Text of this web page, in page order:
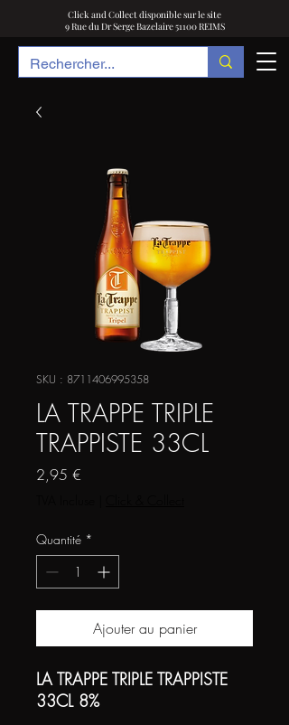
Click and Collect disponible sur le site
9 Rue du Dr Serge Bazelaire 51100 REIMS
SKU : 8711406995358
LA TRAPPE TRIPLE
TRAPPISTE 33CL
2,95 €
Quantité *
Ajouter au panier
LA TRAPPE TRIPLE TRAPPISTE
33CL 8%